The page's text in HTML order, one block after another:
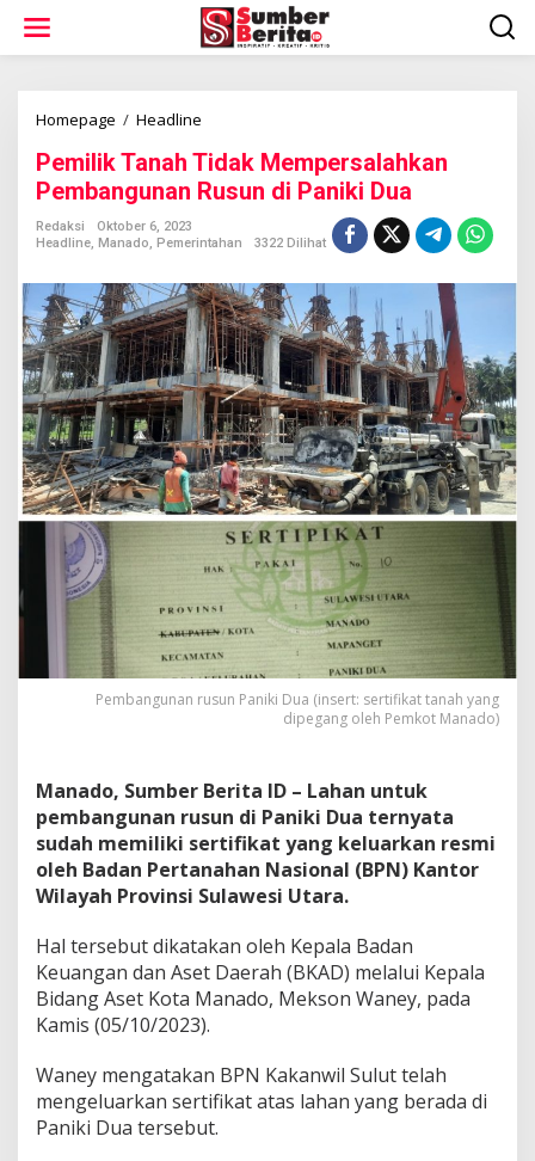
w
Homepage / Headline
m
i
k
a
n
a
h
T
i
d
a
k
M
e
m
e
s
a
l
a
h
P
m
b
a
n
u
n
a
n
R
u
n
d
Pemilik Tanah Tidak Mempersalahkan
Pembangunan Rusun di Paniki Dua
Redaksi
Oktober 6, 2023
Headline, Manado, Pemerintahan 3322 Dilihat
Pembangunan rusun Paniki Dua (insert: sertifikat tanah yang
dipegang oleh Pemkot Manado)
Manado, Sumber Berita ID – Lahan untuk
pembangunan rusun di Paniki Dua ternyata
sudah memiliki sertifikat yang keluarkan resmi
oleh Badan Pertanahan Nasional (BPN) Kantor
Wilayah Provinsi Sulawesi Utara.
Hal tersebut dikatakan oleh Kepala Badan
Keuangan dan Aset Daerah (BKAD) melalui Kepala
Bidang Aset Kota Manado, Mekson Waney, pada
Kamis (05/10/2023).
Waney mengatakan BPN Kakanwil Sulut telah
mengeluarkan sertifikat atas lahan yang berada di
Paniki Dua tersebut.